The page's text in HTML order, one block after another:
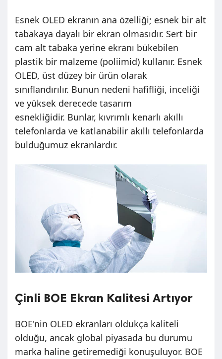
Esnek OLED ekranın ana özelliği; esnek bir alt
tabakaya dayalı bir ekran olmasıdır. Sert bir
cam alt tabaka yerine ekranı bükebilen
plastik bir malzeme (poliimid) kullanır. Esnek
OLED, üst düzey bir ürün olarak
sınıflandırılır. Bunun nedeni hafifliği, inceliği
ve yüksek derecede tasarım
esnekliğidir. Bunlar, kıvrımlı kenarlı akıllı
telefonlarda ve katlanabilir akıllı telefonlarda
bulduğumuz ekranlardır.
Çinli BOE Ekran Kalitesi Artıyor
BOE'nin OLED ekranları oldukça kaliteli
olduğu, ancak global piyasada bu durumu
marka haline getiremediği konuşuluyor. BOE